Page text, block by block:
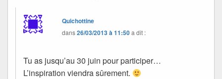
Quichottine
dans26/03/2013 à 11:50a dit :
Tu as jusqu’au 30 juin pour participer…
L’inspiration viendra sûrement.